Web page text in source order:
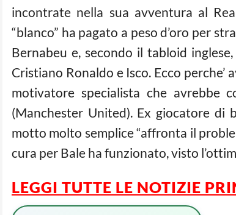
incontrate nella sua avventura al
“blanco” ha pagato a peso d’oro per
Bernabeu e, secondo il tabloid
Cristiano Ronaldo e Isco. Ecco
motivatore specialista che avrebbe
(Manchester United). Ex giocatore di
motto molto semplice “affronta il
cura per Bale ha funzionato, visto
LEGGI TUTTE LE NOTIZIE